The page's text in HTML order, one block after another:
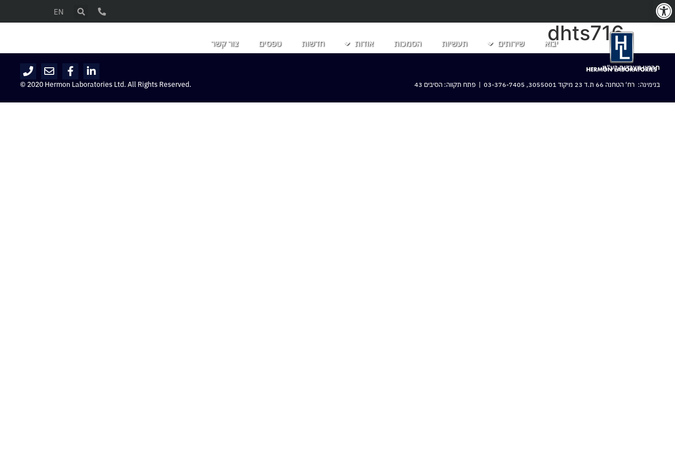
EN
יבוא שירותים תעשיות הסמכות אודות חדשות טפסים צור קשר dhts716
חרמון מעבדות בע“מ
בנימינה: רח‘ הטחנה 66 ת.ד 23 מיקוד 3055001,
03-376-7405 | פתח תקווה: הסיבים 43 © 2020 Hermon Laboratories Ltd. All Rights Reserved.